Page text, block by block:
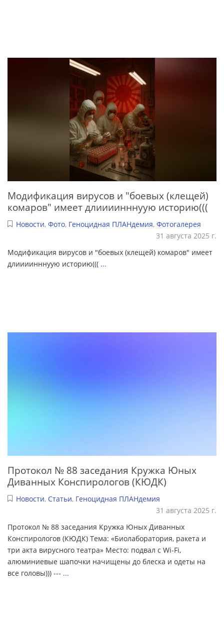
Модификация вирусов и "боевых (клещей)
комаров" имеет длиииинннуую историю(((
Новости, Фото, Геноцидная ПЛАНдемия, Фотогалерея
31 августа 2025 г.
Модификация вирусов и "боевых (клещей) комаров" имеет
длиииинннуую историю((( ...
Протокол № 88 заседания Кружка Юных
Диванных Конспирологов (КЮДК)
Новости, Статьи, Геноцидная ПЛАНдемия
31 августа 2025 г.
Протокол № 88 заседания Кружка Юных Диванных
Конспирологов (КЮДК) Тема: «Биолаборатория, ракета и
три акта вирусного театра» Место: подвал с Wi-Fi,
алюминиевые шапочки начищены до блеска и одеты на
все головы))) --- ...